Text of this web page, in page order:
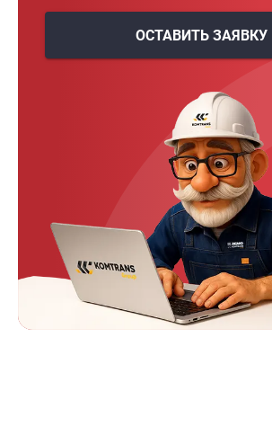
ОСТАВИТЬ ЗАЯВКУ